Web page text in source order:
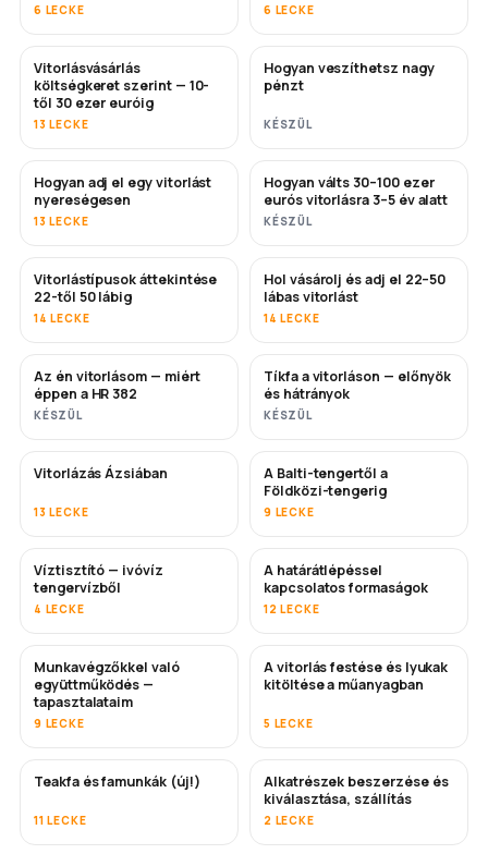
6 LECKE 6 LECKE
HAMAROSAN
Vitorlásvásárlás
költségkeret szerint — 10-
től 30 ezer euróig
13 LECKE
HAMAROSAN
Hogyan veszíthetsz nagy
pénzt
KÉSZÜL
ÚJ
Hogyan adj el egy vitorlást
nyereségesen
13 LECKE
ÚJ
Hogyan válts 30–100 ezer
eurós vitorlásra 3–5 év alatt
KÉSZÜL
HAMAROSAN
Vitorlástípusok áttekintése
22-től 50 lábig
14 LECKE
HAMAROSAN
Hol vásárolj és adj el 22–50
lábas vitorlást
14 LECKE
HAMAROSAN
Az én vitorlásom — miért
éppen a HR 382
KÉSZÜL
HAMAROSAN
Tíkfa a vitorláson — előnyök
és hátrányok
KÉSZÜL
HAMAROSAN
Vitorlázás Ázsiában
13 LECKE
HAMAROSAN
A Balti-tengertől a
Földközi-tengerig
9 LECKE
HAMAROSAN
Víztisztító — ivóvíz
tengervízből
4 LECKE
A határátlépéssel
kapcsolatos formaságok
12 LECKE
HAMAROSAN
Munkavégzőkkel való
együttműködés —
tapasztalataim
9 LECKE
HAMAROSAN
A vitorlás festése és lyukak
kitöltése a műanyagban
5 LECKE
Teakfa és famunkák (új!)
11 LECKE
HAMAROSAN
Alkatrészek beszerzése és
kiválasztása, szállítás
2 LECKE